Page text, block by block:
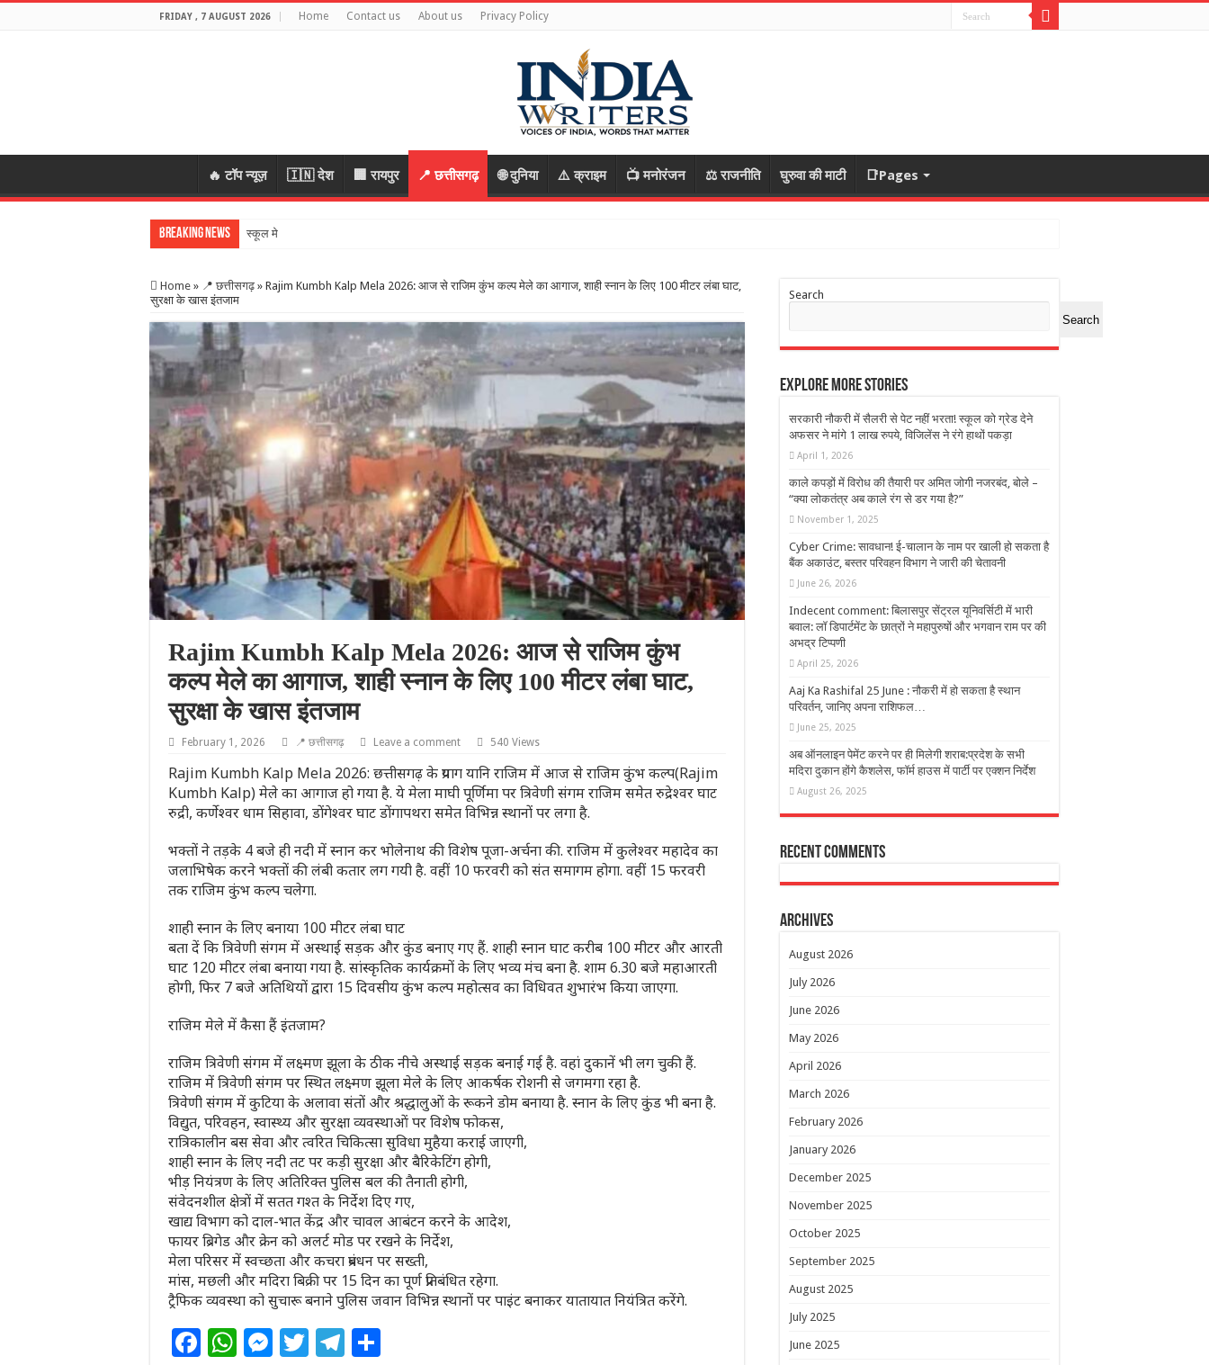
FRIDAY , 7 AUGUST 2026 Home Contact us About us Privacy Policy
🔥 टॉप न्यूज़ 🇮🇳 देश 🏢 रायपुर 📍 छत्तीसगढ़ 🌐 दुनिया ⚠️ क्राइम 📺 मनोरंजन ⚖️ राजनीति घुरुवा की माटी 📑Pages
Breaking News स्कूल में शिक्षकों की शरा
Home » 📍 छत्तीसगढ़ » Rajim Kumbh Kalp Mela 2026: आज से राजिम कुंभ कल्प मेले का आगाज, शाही स्नान के लिए 100 मीटर लंबा घाट,
सुरक्षा के खास इंतजाम
Rajim Kumbh Kalp Mela 2026: आज से राजिम कुंभ
कल्प मेले का आगाज, शाही स्नान के लिए 100 मीटर लंबा घाट,
सुरक्षा के खास इंतजाम
February 1, 2026 📍 छत्तीसगढ़ Leave a comment 540 Views
Rajim Kumbh Kalp Mela 2026: छत्तीसगढ़ के प्रयाग यानि राजिम में आज से राजिम कुंभ कल्प(Rajim
Kumbh Kalp) मेले का आगाज हो गया है. ये मेला माघी पूर्णिमा पर त्रिवेणी संगम राजिम समेत रुद्रेश्वर घाट
रुद्री, कर्णेश्वर धाम सिहावा, डोंगेश्वर घाट डोंगापथरा समेत विभिन्न स्थानों पर लगा है.
भक्तों ने तड़के 4 बजे ही नदी में स्नान कर भोलेनाथ की विशेष पूजा-अर्चना की. राजिम में कुलेश्वर महादेव का
जलाभिषेक करने भक्तों की लंबी कतार लग गयी है. वहीं 10 फरवरी को संत समागम होगा. वहीं 15 फरवरी
तक राजिम कुंभ कल्प चलेगा.
शाही स्नान के लिए बनाया 100 मीटर लंबा घाट
बता दें कि त्रिवेणी संगम में अस्थाई सड़क और कुंड बनाए गए हैं. शाही स्नान घाट करीब 100 मीटर और आरती
घाट 120 मीटर लंबा बनाया गया है. सांस्कृतिक कार्यक्रमों के लिए भव्य मंच बना है. शाम 6.30 बजे महाआरती
होगी, फिर 7 बजे अतिथियों द्वारा 15 दिवसीय कुंभ कल्प महोत्सव का विधिवत शुभारंभ किया जाएगा.
राजिम मेले में कैसा हैं इंतजाम?
राजिम त्रिवेणी संगम में लक्ष्मण झूला के ठीक नीचे अस्थाई सड़क बनाई गई है. वहां दुकानें भी लग चुकी हैं.
राजिम में त्रिवेणी संगम पर स्थित लक्ष्मण झूला मेले के लिए आकर्षक रोशनी से जगमगा रहा है.
त्रिवेणी संगम में कुटिया के अलावा संतों और श्रद्धालुओं के रूकने डोम बनाया है. स्नान के लिए कुंड भी बना है.
विद्युत, परिवहन, स्वास्थ्य और सुरक्षा व्यवस्थाओं पर विशेष फोकस,
रात्रिकालीन बस सेवा और त्वरित चिकित्सा सुविधा मुहैया कराई जाएगी,
शाही स्नान के लिए नदी तट पर कड़ी सुरक्षा और बैरिकेटिंग होगी,
भीड़ नियंत्रण के लिए अतिरिक्त पुलिस बल की तैनाती होगी,
संवेदनशील क्षेत्रों में सतत गश्त के निर्देश दिए गए,
खाद्य विभाग को दाल-भात केंद्र और चावल आबंटन करने के आदेश,
फायर ब्रिगेड और क्रेन को अलर्ट मोड पर रखने के निर्देश,
मेला परिसर में स्वच्छता और कचरा प्रबंधन पर सख्ती,
मांस, मछली और मदिरा बिक्री पर 15 दिन का पूर्ण प्रतिबंधित रहेगा.
ट्रैफिक व्यवस्था को सुचारू बनाने पुलिस जवान विभिन्न स्थानों पर पाइंट बनाकर यातायात नियंत्रित करेंगे.
F W M T T
Search
Search
Explore More Stories
सरकारी नौकरी में सैलरी से पेट नहीं भरता! स्कूल को ग्रेड देने
अफसर ने मांगे 1 लाख रुपये, विजिलेंस ने रंगे हाथों पकड़ा
April 1, 2026
काले कपड़ों में विरोध की तैयारी पर अमित जोगी नजरबंद, बोले –
“क्या लोकतंत्र अब काले रंग से डर गया है?”
November 1, 2025
Cyber Crime: सावधान! ई-चालान के नाम पर खाली हो सकता है
बैंक अकाउंट, बस्तर परिवहन विभाग ने जारी की चेतावनी
June 26, 2026
Indecent comment: बिलासपुर सेंट्रल यूनिवर्सिटी में भारी
बवाल: लॉ डिपार्टमेंट के छात्रों ने महापुरुषों और भगवान राम पर की
अभद्र टिप्पणी
April 25, 2026
Aaj Ka Rashifal 25 June : नौकरी में हो सकता है स्थान
परिवर्तन, जानिए अपना राशिफल…
June 25, 2025
अब ऑनलाइन पेमेंट करने पर ही मिलेगी शराब:प्रदेश के सभी
मदिरा दुकान होंगे कैशलेस, फॉर्म हाउस में पार्टी पर एक्शन निर्देश
August 26, 2025
Recent Comments
Archives
August 2026
July 2026
June 2026
May 2026
April 2026
March 2026
February 2026
January 2026
December 2025
November 2025
October 2025
September 2025
August 2025
July 2025
June 2025